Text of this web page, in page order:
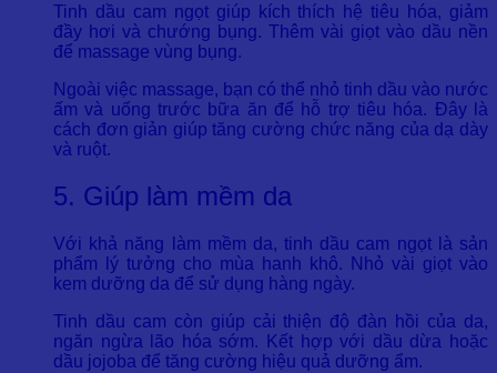
Tinh dầu cam ngọt giúp kích thích hệ tiêu hóa, giảm
đầy hơi và chướng bụng. Thêm vài giọt vào dầu nền
để massage vùng bụng.
Ngoài việc massage, bạn có thể nhỏ tinh dầu vào nước
ấm và uống trước bữa ăn để hỗ trợ tiêu hóa. Đây là
cách đơn giản giúp tăng cường chức năng của dạ dày
và ruột.
5. Giúp làm mềm da
Với khả năng làm mềm da, tinh dầu cam ngọt là sản
phẩm lý tưởng cho mùa hanh khô. Nhỏ vài giọt vào
kem dưỡng da để sử dụng hàng ngày.
Tinh dầu cam còn giúp cải thiện độ đàn hồi của da,
ngăn ngừa lão hóa sớm. Kết hợp với dầu dừa hoặc
dầu jojoba để tăng cường hiệu quả dưỡng ẩm.